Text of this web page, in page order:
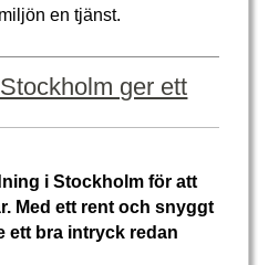
en tjänst.
ger ett
i Stockholm för att
Med ett rent och snyggt
ett bra intryck redan